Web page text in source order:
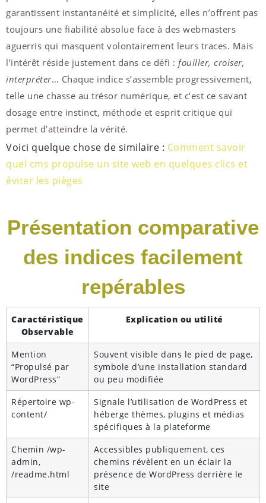
garantissent instantanéité et simplicité, elles n’offrent pas
toujours une fiabilité absolue face à des webmasters
aguerris qui masquent volontairement leurs traces. Mais
l’intérêt réside justement dans ce défi : fouiller, croiser,
interpréter… Chaque indice s’assemble progressivement,
telle une chasse au trésor numérique, et c’est ce savant
dosage entre instinct, méthode et esprit critique qui
permet d’atteindre la vérité.
Voici quelque chose de similaire : Comment savoir
quel cms propulse un site web en quelques clics et
éviter les pièges
Présentation comparative
des indices facilement
repérables
Caractéristique
Observable
Explication ou utilité
Mention
“Propulsé par
WordPress”
Souvent visible dans le pied de page,
symbole d’une installation standard
ou peu modifiée
Répertoire wp-
content/
Signale l’utilisation de WordPress et
héberge thèmes, plugins et médias
spécifiques à la plateforme
Chemin /wp-
admin,
/readme.html
Accessibles publiquement, ces
chemins révèlent en un éclair la
présence de WordPress derrière le
site